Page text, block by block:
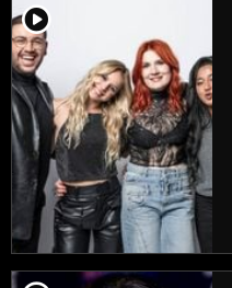
player2